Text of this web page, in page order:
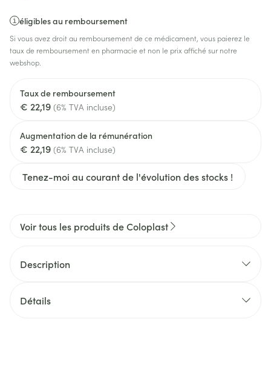
éligibles au remboursement
Si vous avez droit au remboursement de ce médicament, vous paierez le
taux de remboursement en pharmacie et non le prix affiché sur notre
webshop.
Taux de remboursement
€ 22,19 (6% TVA incluse)
Augmentation de la rémunération
€ 22,19 (6% TVA incluse)
Tenez-moi au courant de l'évolution des stocks !
Voir tous les produits de Coloplast
Description
Détails